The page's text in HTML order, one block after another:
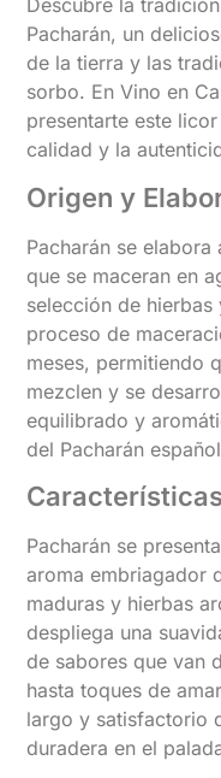
Descubre la
Pacharán, un
de la tierra y las
sorbo. En Vino en
presentarte este
calidad y la
Origen y
Pacharán se
que se maceran en
selección de hierbas
proceso de
meses, permitiendo
mezclen y se
equilibrado y
del Pacharán
Pacharán se
aroma embriagador
maduras y hierbas
despliega una
de sabores que van
hasta toques de
largo y satisfactorio
duradera en el